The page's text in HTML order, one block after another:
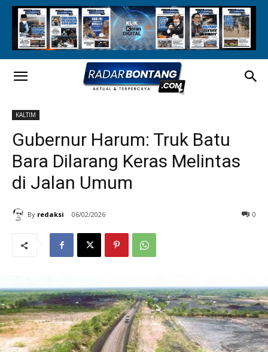
KALTIM
Gubernur Harum: Truk Batu
Bara Dilarang Keras Melintas
di Jalan Umum
By redaksi 06/02/2026 0